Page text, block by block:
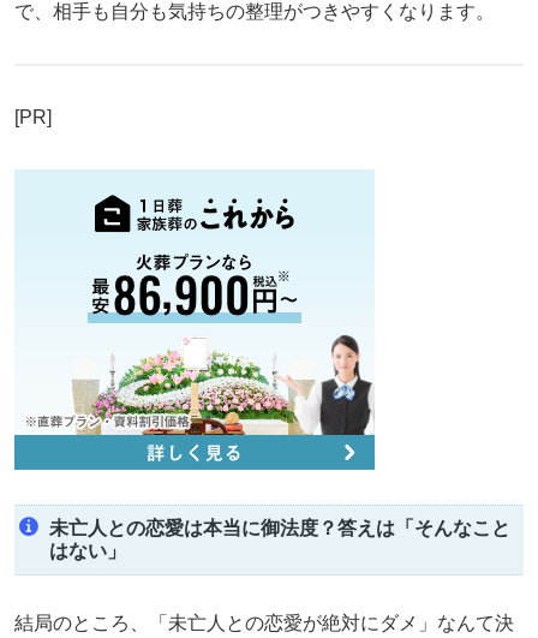
で、相手も自分も気持ちの整理がつきやすくなります。
[PR]
未亡人との恋愛は本当に御法度？答えは「そんなこと
はない」
結局のところ、「未亡人との恋愛が絶対にダメ」なんて決